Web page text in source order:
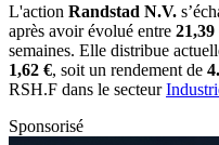
L'action Randstad N.V.
après avoir évolué entre 21,39
semaines. Elle distribue
1,62 €, soit un rendement de
RSH.F dans le secteur
Sponsorisé